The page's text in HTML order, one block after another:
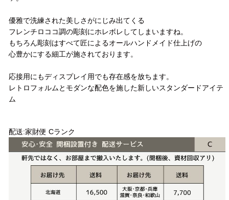
優雅で洗練された美しさがにじみ出てくる
フレンチロココ調の彫刻にホレボレしてしまいますね。
もちろん彫刻はすべて匠によるオールハンドメイド仕上げの
心豊かにする細工が施されております。
応接用にもディスプレイ用でも存在感を放ちます。
レトロフォルムとモダンな配色を施した新しいスタンダードアイテ
ム
配送:家財便 Cランク